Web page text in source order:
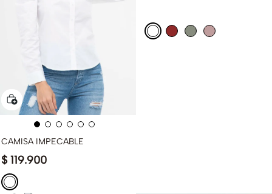
CAMISA IMPECABLE
$ 119.900